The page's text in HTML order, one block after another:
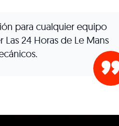
para cualquier equipo
24 Horas de Le Mans